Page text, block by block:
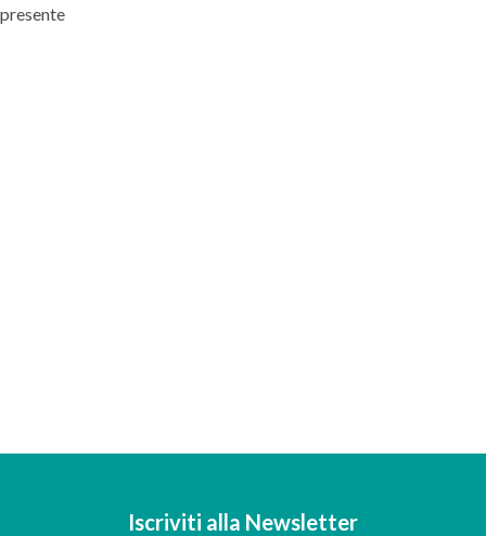
presente
Iscriviti alla Newsletter